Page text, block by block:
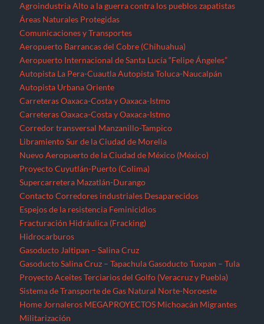
Agroindustria Alto a la guerra contra los pueblos zapatistas
Áreas Naturales Protegidas
Comunicaciones y Transportes
Aeropuerto Barrancas del Cobre (Chihuahua)
Aeropuerto Internacional de Santa Lucía “Felipe Ángeles”
Autopista La Pera-Cuautla Autopista Toluca-Naucalpán
Autopista Urbana Oriente
Carreteras Oaxaca-Costa y Oaxaca-Istmo
Carreteras Oaxaca-Costa y Oaxaca-Istmo
Corredor transversal Manzanillo-Tampico
Libramiento Sur de la Ciudad de Morelia
Nuevo Aeropuerto de la Ciudad de México (México)
Proyecto Cuyutlán-Puerto (Colima)
Supercarretera Mazatlán-Durango
Contacto Corredores industriales Desaparecidos
Espejos de la resistencia Feminicidios
Fracturación Hidráulica (Fracking)
Hidrocarburos
Gasoducto Jaltipan – Salina Cruz
Gasoducto Salina Cruz – Tapachula Gasoducto Tuxpan – Tula
Proyecto Aceites Terciarios del Golfo (Veracruz y Puebla)
Sistema de Transporte de Gas Natural Norte-Noroeste
Home Jornaleros MEGAPROYECTOS Michoacán Migrantes
Militarización